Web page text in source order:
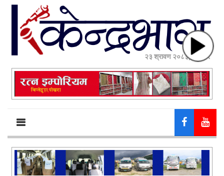
२३ श्रावण २०८३, शनिबार